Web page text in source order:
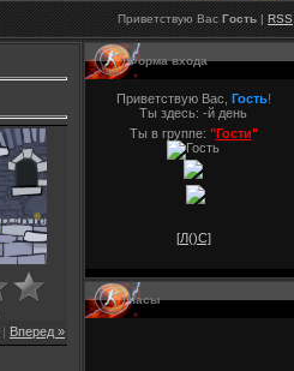
Приветствую Вас Гость| RSS
Вперед »
Форма входа
Приветствую Вас, Гость!
Ты здесь: -й день
Ты в группе: "Гости"
[Л()С]
Часы